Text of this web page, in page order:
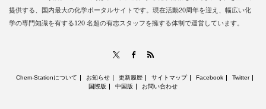
提供する、国内最大の化学ポータルサイトです。現在活動20周年を迎え、幅広い化
学の専門知識を有する120 名超の有志スタッフを擁する体制で運営しています。
Facebook
Chem-Stationについて お知らせ 更新履歴 サイトマップ Facebook
Twitter
国際版
中国版 お問い合わせ